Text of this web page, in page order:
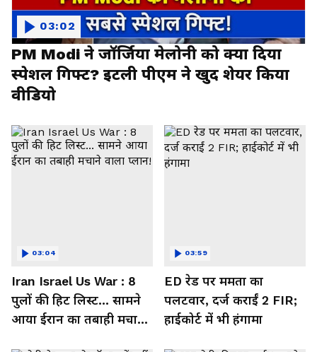
PM Modi ने जॉर्जिया मेलोनी को क्या दिया
स्पेशल गिफ्ट? इटली पीएम ने खुद शेयर किया
वीडियो
03:02
Iran Israel Us War : 8
पुलों की हिट लिस्ट... सामने
आया ईरान का तबाही मचाने
03:04
ED रेड पर ममता का
पलटवार, दर्ज कराईं 2 FIR;
हाईकोर्ट में भी हंगामा
03:59